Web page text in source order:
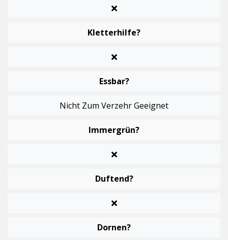
Kletterhilfe?
Essbar?
Nicht Zum Verzehr Geeignet
Immergrün?
Duftend?
Dornen?